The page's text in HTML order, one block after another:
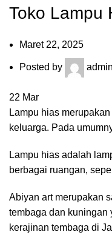
Toko Lampu
Maret 22, 2025
Posted by admin
22 Mar
Lampu hias
keluarga. Pada
Lampu hias adalah
berbagai ruangan,
Abiyan art merupakan
tembaga dan kuningan
kerajinan tembaga di